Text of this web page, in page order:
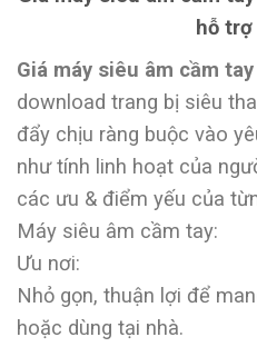
hỗ
Giá máy siêu âm cầm
download trang bị siêu
đẩy chịu ràng buộc vào
như tính linh hoạt của
các ưu & điểm yếu của
Máy siêu âm cầm tay:
Ưu nơi:
Nhỏ gọn, thuận lợi để
hoặc dùng tại nhà.